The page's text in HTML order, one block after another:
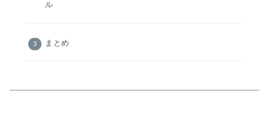
ル
まとめ